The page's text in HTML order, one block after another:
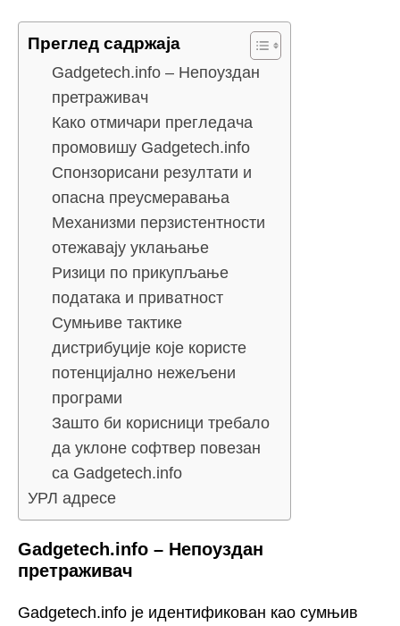
Преглед садржаја
Gadgetech.info – Непоуздан
претраживач
Како отмичари прегледача
промовишу Gadgetech.info
Спонзорисани резултати и
опасна преусмеравања
Механизми перзистентности
отежавају уклањање
Ризици по прикупљање
података и приватност
Сумњиве тактике
дистрибуције које користе
потенцијално нежељени
програми
Зашто би корисници требало
да уклоне софтвер повезан
са Gadgetech.info
УРЛ адресе
Gadgetech.info – Непоуздан
претраживач
Gadgetech.info је идентификован као сумњив